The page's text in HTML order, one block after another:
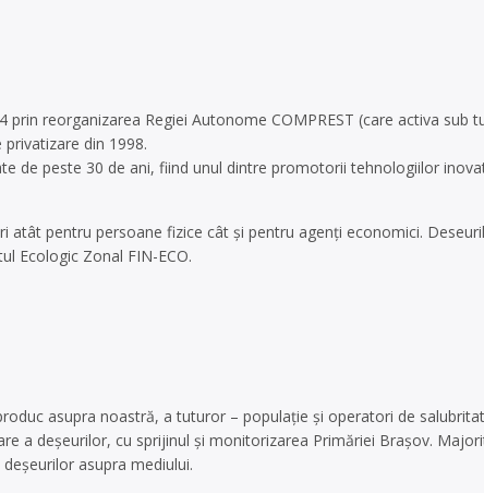
reorganizarea Regiei Autonome COMPREST (care activa sub
din 1998.
de peste 30 de ani, fiind unul dintre promotorii tehnologiilor
atât pentru persoane fizice cât şi pentru agenţi economici.
Ecologic Zonal FIN-ECO.
asupra noastră, a tuturor – populaţie şi operatori de
a deşeurilor, cu sprijinul şi monitorizarea Primăriei Braşov.
asupra mediului.